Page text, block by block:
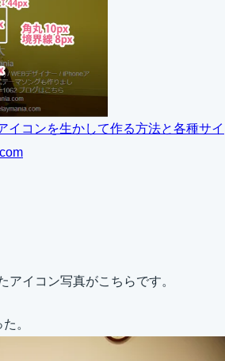
イコンを生かして作る方法と各種サイ
アイコン写真がこちらです。
。